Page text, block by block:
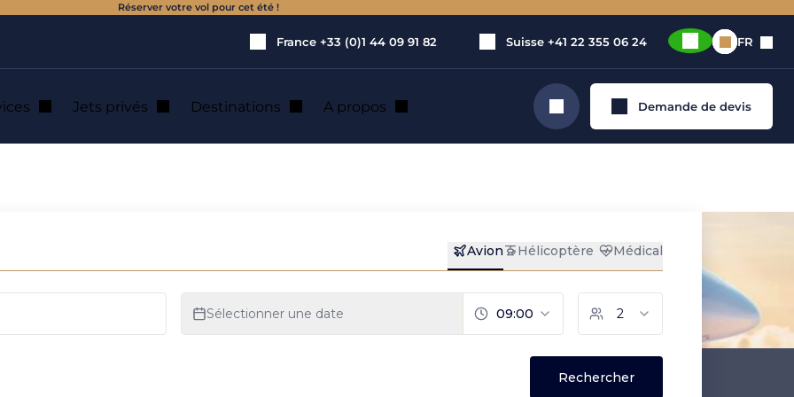
Réserver votre vol pour cet été !
France +33 (0)1 44 09 91 82 Suisse +41 22 355 06 24 FR
Jets privés Destinations A propos Rechercher Demande de devis